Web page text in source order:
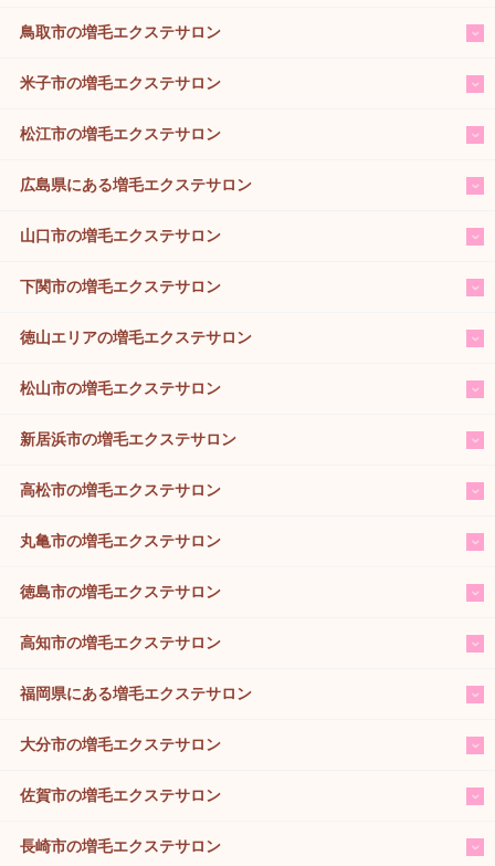
鳥取市の増毛エクステサロン
米子市の増毛エクステサロン
松江市の増毛エクステサロン
広島県にある増毛エクステサロン
山口市の増毛エクステサロン
下関市の増毛エクステサロン
徳山エリアの増毛エクステサロン
松山市の増毛エクステサロン
新居浜市の増毛エクステサロン
高松市の増毛エクステサロン
丸亀市の増毛エクステサロン
徳島市の増毛エクステサロン
高知市の増毛エクステサロン
福岡県にある増毛エクステサロン
大分市の増毛エクステサロン
佐賀市の増毛エクステサロン
長崎市の増毛エクステサロン